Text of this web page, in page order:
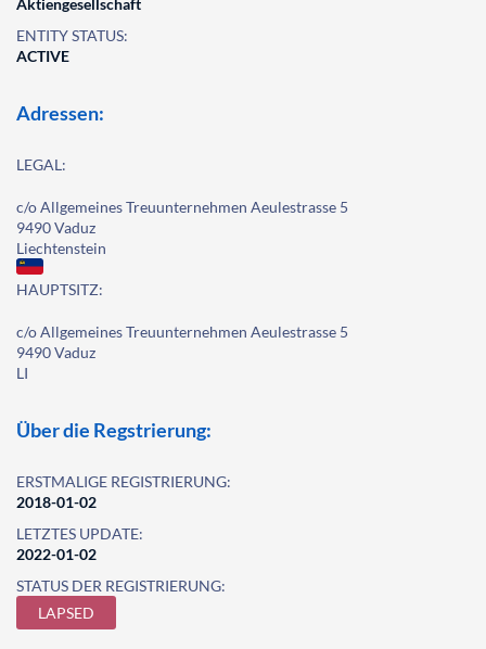
Aktiengesellschaft
ENTITY STATUS:
ACTIVE
Adressen:
LEGAL:
c/o Allgemeines Treuunternehmen Aeulestrasse 5
9490 Vaduz
Liechtenstein
HAUPTSITZ:
c/o Allgemeines Treuunternehmen Aeulestrasse 5
9490 Vaduz
LI
Über die Regstrierung:
ERSTMALIGE REGISTRIERUNG:
2018-01-02
LETZTES UPDATE:
2022-01-02
STATUS DER REGISTRIERUNG:
LAPSED